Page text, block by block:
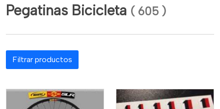
Pegatinas Bicicleta ( 605 )
Filtrar productos